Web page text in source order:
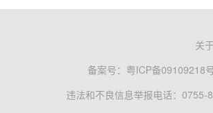
关
备案号： 粤ICP备09109218
违法和不良信息举报电话：0755-